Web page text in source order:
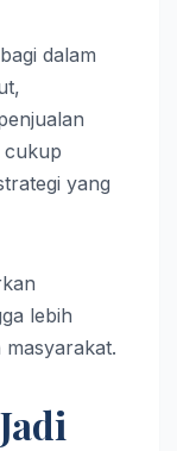
dalam
cukup
yang
lebih
masyarakat.